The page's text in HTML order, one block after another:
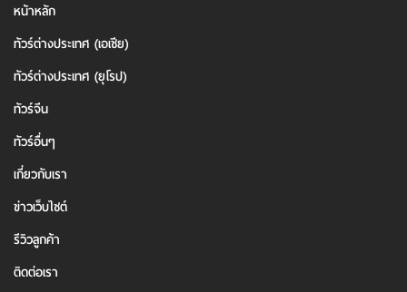
หน้าหลัก
ทัวร์ต่างประเทศ (เอเชีย)
ทัวร์ต่างประเทศ (ยุโรป)
ทัวร์จีน
ทัวร์อื่นๆ
เกี่ยวกับเรา
ข่าวเว็บไซต์
รีวิวลูกค้า
ติดต่อเรา